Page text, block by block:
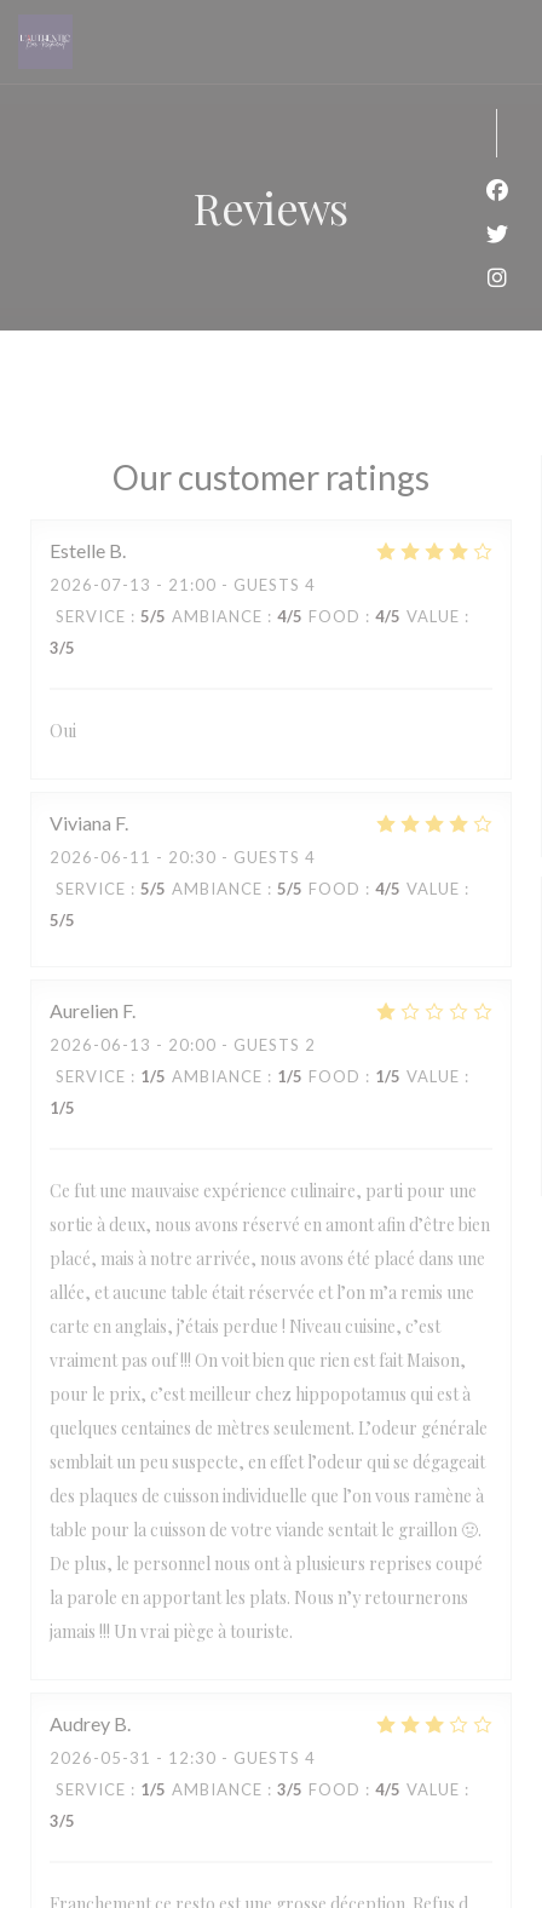
Reviews
Our customer ratings
Estelle B
2026-07-13 - 21:00 - GUESTS 4
SERVICE : 5/5 AMBIANCE : 4/5 FOOD : 4/5 VALUE :
3/5
Oui
Viviana F
2026-06-11 - 20:30 - GUESTS 4
SERVICE : 5/5 AMBIANCE : 5/5 FOOD : 4/5 VALUE :
5/5
Aurelien F
2026-06-13 - 20:00 - GUESTS 2
SERVICE : 1/5 AMBIANCE : 1/5 FOOD : 1/5 VALUE :
1/5
Ce fut une mauvaise expérience culinaire, parti pour une
sortie à deux, nous avons réservé en amont afin d’être bien
placé, mais à notre arrivée, nous avons été placé dans une
allée, et aucune table était réservée et l’on m’a remis une
carte en anglais, j’étais perdue ! Niveau cuisine, c’est
vraiment pas ouf !!! On voit bien que rien est fait Maison,
pour le prix, c’est meilleur chez hippopotamus qui est à
quelques centaines de mètres seulement. L’odeur générale
semblait un peu suspecte, en effet l’odeur qui se dégageait
des plaques de cuisson individuelle que l’on vous ramène à
table pour la cuisson de votre viande sentait le graillon 🤢.
De plus, le personnel nous ont à plusieurs reprises coupé
la parole en apportant les plats. Nous n’y retournerons
jamais !!! Un vrai piège à touriste.
Audrey B
2026-05-31 - 12:30 - GUESTS 4
SERVICE : 1/5 AMBIANCE : 3/5 FOOD : 4/5 VALUE :
3/5